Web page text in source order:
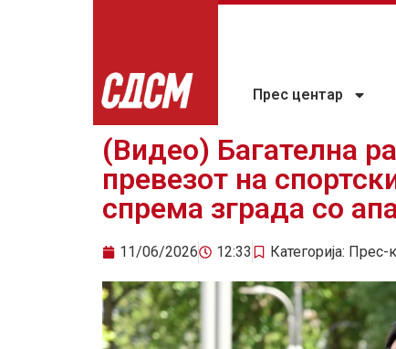
Прес центар
(Видео) Багателна
превезот на
спрема зграда со
11/06/2026 12:33 Категорија: Прес-